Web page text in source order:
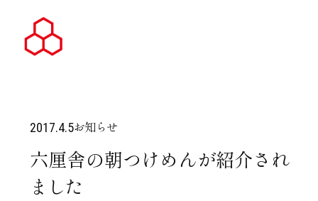
2017.4.5お知らせ
六厘舎の朝つけめんが紹介され
ました